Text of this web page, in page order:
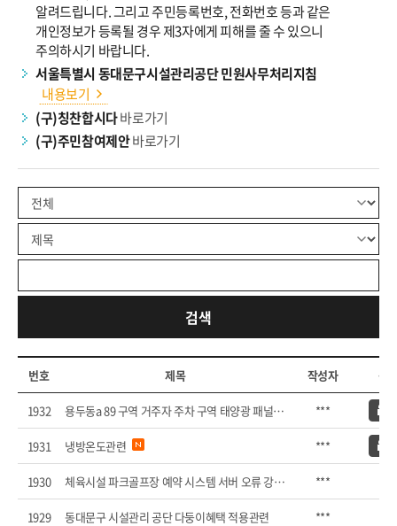
알려드립니다. 그리고 주민등록번호, 전화번호 등과 같은
개인정보가 등록될 경우 제3자에게 피해를 줄 수 있으니
주의하시기 바랍니다.
서울특별시 동대문구시설관리공단 민원사무처리지침
내용보기
(구)칭찬합시다바로가기
(구)주민참여제안바로가기
검색
번호 제목 작성자 공
1932 용두동a 89 구역 거주자 주차 구역 태양광 패널 설치... ***
1931 냉방온도관련 ***
1930 체육시설 파크골프장 예약 시스템 서버 오류 강력 개... ***
1929 동대문구 시설관리 공단 다둥이혜택 적용관련 ***